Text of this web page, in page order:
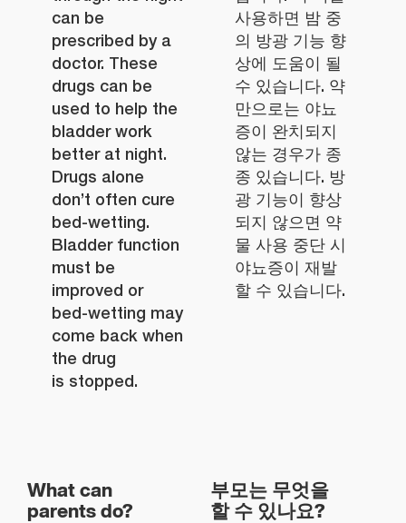
can be
prescribed by a
doctor. These
drugs can be
used to help the
bladder work
better at night.
Drugs alone
don’t often cure
bed-wetting.
Bladder function
must be
improved or
bed-wetting may
come back when
the drug
is stopped.
사용하면 밤 중
의 방광 기능 향
상에 도움이 될
수 있습니다. 약
만으로는 야뇨
증이 완치되지
않는 경우가 종
종 있습니다. 방
광 기능이 향상
되지 않으면 약
물 사용 중단 시
야뇨증이 재발
할 수 있습니다.
What can
parents do?
부모는 무엇을
할 수 있나요?